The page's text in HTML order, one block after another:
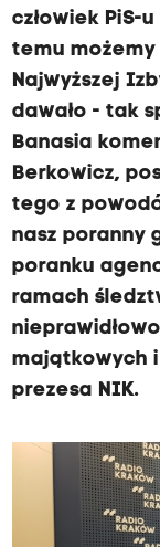
człowiek PiS-
temu
Najwyższej
dawało - tak
Banasia
Berkowicz,
tego z
nasz poranny
poranku
ramach
majątkowych
prezesa NIK.